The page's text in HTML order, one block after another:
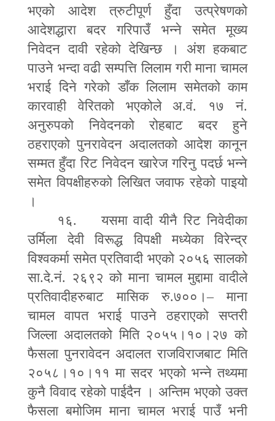
भएको आदेश त्रुटीपूर्ण हुँदा उत्प्रेषणको
आदेशद्धारा बदर गरिपाउँ भन्ने समेत मूख्य
निवेदन दावी रहेको देखिन्छ । अंश हकबाट
पाउने भन्दा वढी सम्पत्ति लिलाम गरी माना चामल
भराई दिने गरेको डाँक लिलाम समेतको काम
कारवाही वेरितको भएकोले अ.वं. १७ नं.
अनुरुपको निवेदनको रोहबाट बदर हुने
ठहराएको पुनरावेदन अदालतको आदेश कानून
सम्मत हुँदा रिट निवेदन खारेज गरिनु पदर्छ भन्ने
समेत विपक्षीहरुको लिखित जवाफ रहेको पाइयो
।
१६. यसमा वादी यीनै रिट निवेदीका
उर्मिला देवी विरूद्ध विपक्षी मध्येका विरेन्द्र
विश्वकर्मा समेत प्रतिवादी भएको २०५६ सालको
सा.दे.नं. २६९२ को माना चामल मुद्दामा वादीले
प्रतिवादीहरुबाट मासिक रु.७००।–माना
चामल वापत भराई पाउने ठहराएको सप्तरी
जिल्ला अदालतको मिति २०५५।१०।२७ को
फैसला पुनरावेदन अदालत राजविराजबाट मिति
२०५८।१०।११ मा सदर भएको भन्ने तथ्यमा
कुनै विवाद रहेको पाईदैन । अन्तिम भएको उक्त
फैसला बमोजिम माना चामल भराई पाउँ भनी